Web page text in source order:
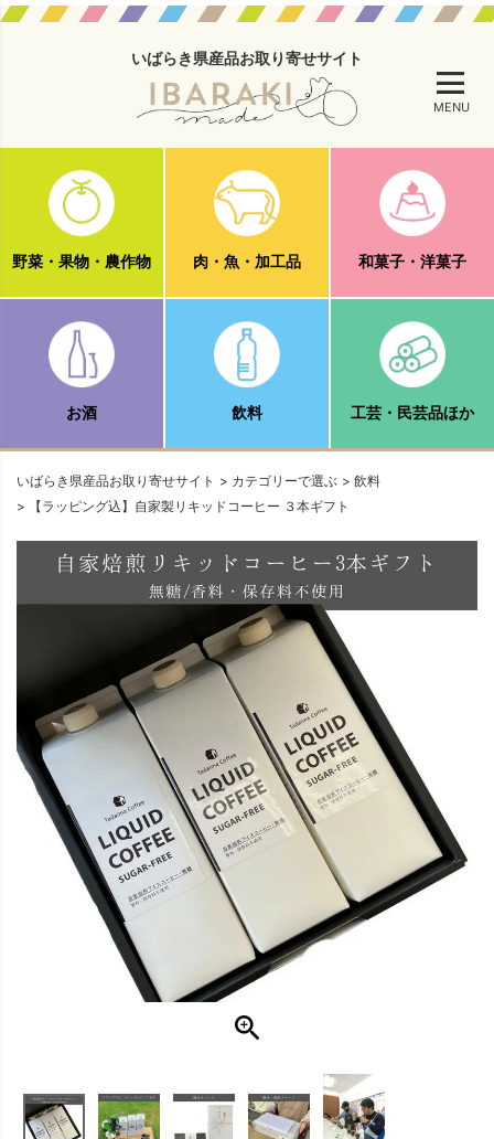
いばらき県産品お取り寄せサイト
MENU
野菜・果物・農作物 肉・魚・加工品 和菓子・洋菓子
お酒 飲料 工芸・民芸品ほか
いばらき県産品お取り寄せサイト カテゴリーで選ぶ
飲料
【ラッピング込】自家製リキッドコーヒー ３本ギフト